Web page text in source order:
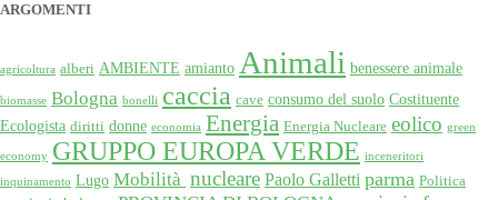
ARGOMENTI
agricoltura alberi AMBIENTE amianto Animali benessere animale
biomasse Bologna bonelli caccia cave consumo del suolo Costituente
Ecologista diritti donne economia Energia Energia Nucleare eolico green
economy GRUPPO EUROPA VERDE inceneritori
inquinamento Lugo Mobilità nucleare Paolo Galletti parma Politica